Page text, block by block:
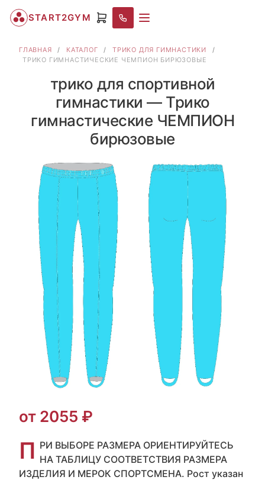
START2GYM
ГЛАВНАЯ / КАТАЛОГ / ТРИКО ДЛЯ ГИМНАСТИКИ
/
ТРИКО ГИМНАСТИЧЕСКИЕ ЧЕМПИОН БИРЮЗОВЫЕ
трико для спортивной
гимнастики — Трико
гимнастические ЧЕМПИОН
бирюзовые
от 2055 ₽
П РИ ВЫБОРЕ РАЗМЕРА ОРИЕНТИРУЙТЕСЬ
НА ТАБЛИЦУ СООТВЕТСТВИЯ РАЗМЕРА
ИЗДЕЛИЯ И МЕРОК СПОРТСМЕНА. Рост указан